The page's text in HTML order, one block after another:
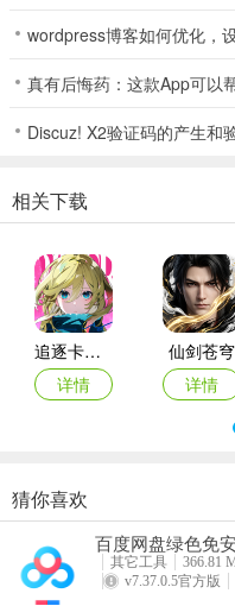
通用加一点全能训练，敏捷、
wordpress博客如何优化，
真有后悔药：这款App可以
Discuz! X2验证码的产生和
相关下载
追逐卡蕾多
详情
仙剑苍穹
详情
酷跑西游手游
详情
巴雄天下
详情
猜你喜欢
百度网盘绿色免
其它工具
366.81
v7.37.0.5官方版